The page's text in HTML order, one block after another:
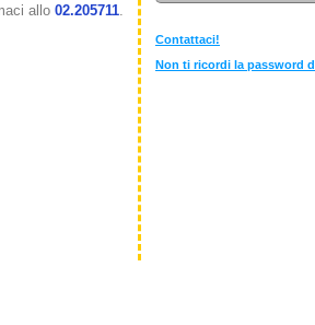
allo 02.205711.
Contattaci!
Non ti ricordi la password